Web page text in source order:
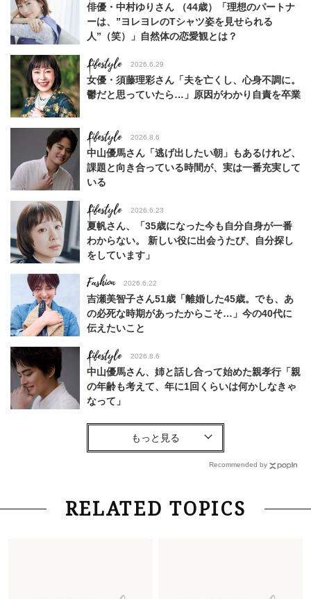
俳優・中村ゆりさん （44歳）「理想のパートナ
ーは、”ヨレヨレのTシャツ姿を見せられる
人”（笑）」自然体の恋愛観とは？
Lifestyle 2026.6.29
女優・須藤理彩さん「夫を亡くし、心身不調に。
鬱だと思っていたら…」原因がわかり自責を卒業
Lifestyle 2026.8.6
中山優馬さん「逃げ出したい朝」もあるけれど、
課題と向き合っている時間が、実は一番充実して
いる
Lifestyle 2026.6.23
夏帆さん、「35歳になった今も自分自身が一番
わからない。 新しい役に出会うたび、自分探し
をしています」
Fashion 2026.6.22
吉瀬美智子さん51歳「離婚した45歳。でも、あ
の必死な時期があったからこそ…」今の40代に
伝えたいこと
Lifestyle 2026.8.6
中山優馬さん、姉と話し合って始めた親孝行「親
の年齢も考えて、年に1回くらいは何かしなきゃ
なって」
Lifestyle
「お若いですね」は褒め言葉？“若い＝美しい”と
Lifestyle 2026.8.6
26年夏の【開運アクション】は”ひと拭き”習
Recommended by
RELATED TOPICS